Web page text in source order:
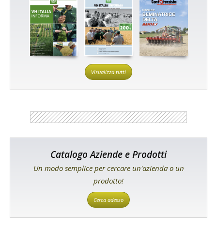
Visualizza tutti
Catalogo Aziende e Prodotti
Un modo semplice per cercare un'azienda o un
prodotto!
Cerca adesso